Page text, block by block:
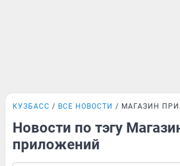
КУЗБАСС ВСЕ НОВОСТИ МАГАЗИН
Новости по тэгу
приложений